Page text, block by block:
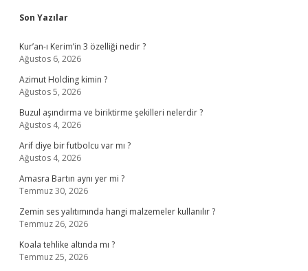
Sidebar
Son Yazılar
Kur’an-ı Kerim’in 3 özelliği nedir ?
Ağustos 6, 2026
Azimut Holding kimin ?
Ağustos 5, 2026
Buzul aşındırma ve biriktirme şekilleri nelerdir ?
Ağustos 4, 2026
Arif diye bir futbolcu var mı ?
Ağustos 4, 2026
Amasra Bartın aynı yer mi ?
Temmuz 30, 2026
Zemin ses yalıtımında hangi malzemeler kullanılır ?
Temmuz 26, 2026
Koala tehlike altında mı ?
Temmuz 25, 2026